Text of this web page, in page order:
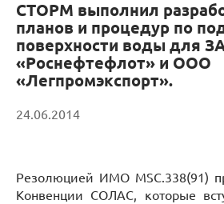
СТОРМ выполнил
планов и процедур по
поверхности воды для
«Роснефтефлот» и ООО
«Легпромэкспорт».
24.06.2014
Резолюцией ИМО MSC.338(91)
Конвенции СОЛАС, которые